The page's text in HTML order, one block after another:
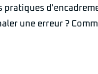
pratiques
une erreur ?